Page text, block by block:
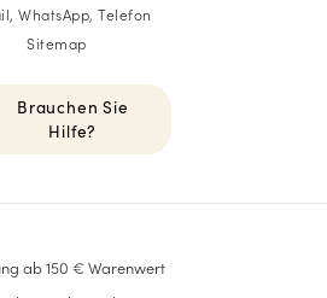
WhatsApp, Telefon
Sitemap
Brauchen Sie
Hilfe?
ab 150 € Warenwert